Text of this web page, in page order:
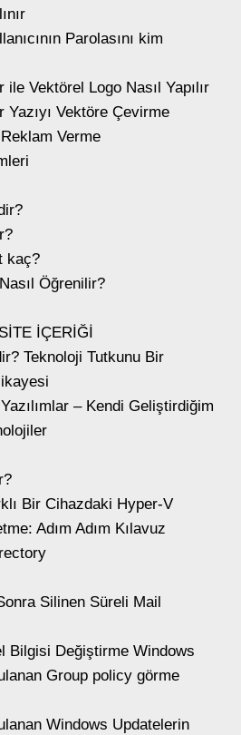
Parolasını kim
Vektörel Logo Nasıl Yapılır
Vektöre Çevirme
Verme
kaç?
Öğrenilir?
İÇERİĞİ
Teknoloji Tutkunu Bir
– Kendi Geliştirdiğim
Bir Cihazdaki Hyper-V
Adım Adım Kılavuz
Silinen Süreli Mail
Bilgisi Değiştirme Windows
Group policy görme
Windows Updatelerin